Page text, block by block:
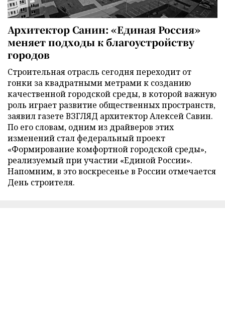
Архитектор Санин: «Единая Россия»
меняет подходы к благоустройству
городов
Строительная отрасль сегодня переходит от
гонки за квадратными метрами к созданию
качественной городской среды, в которой важную
роль играет развитие общественных пространств,
заявил газете ВЗГЛЯД архитектор Алексей Савин.
По его словам, одним из драйверов этих
изменений стал федеральный проект
«Формирование комфортной городской среды»,
реализуемый при участии «Единой России».
Напомним, в это воскресенье в России отмечается
День строителя.